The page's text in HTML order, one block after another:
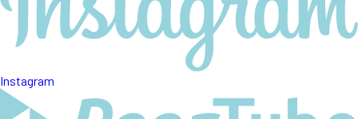
Instagram